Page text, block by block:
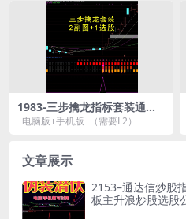
1983-三步擒龙指标套装通达
信2副图1选股公式监控游资主
电脑版+手机版 （需要L2）
文章展示
2153–通达信炒股
板主升浪炒股选股